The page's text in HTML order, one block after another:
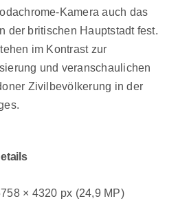
Kamera auch das
der britischen Hauptstadt fest.
im Kontrast zur
und veranschaulichen
Zivilbevölkerung in der
× 4320 px (24,9 MP)